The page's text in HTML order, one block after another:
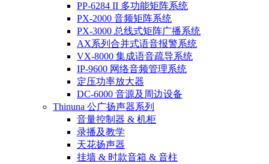
PP-6284 II 多功能矩阵系统
PX-2000 音频矩阵系统
PX-3000 总线式矩阵广播系统
AX系列合并式语音报警系统
VX-8000 集成语音疏导系统
IP-9600 网络音频管理系统
定压功率放大器
DC-6000 音源及周边设备
Thinuna 公广扬声器系列
音量控制器 & 机柜
录播及教学
天花扬声器
挂墙 & 时款音箱 & 音柱